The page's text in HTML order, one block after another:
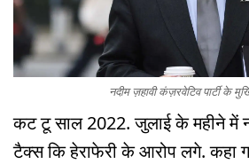
नदीम ज़हावी कंज़रवेटिव पार्टी के
कट टू साल 2022. जुलाई के महीने में
टैक्स कि हेराफेरी के आरोप लगे. कहा